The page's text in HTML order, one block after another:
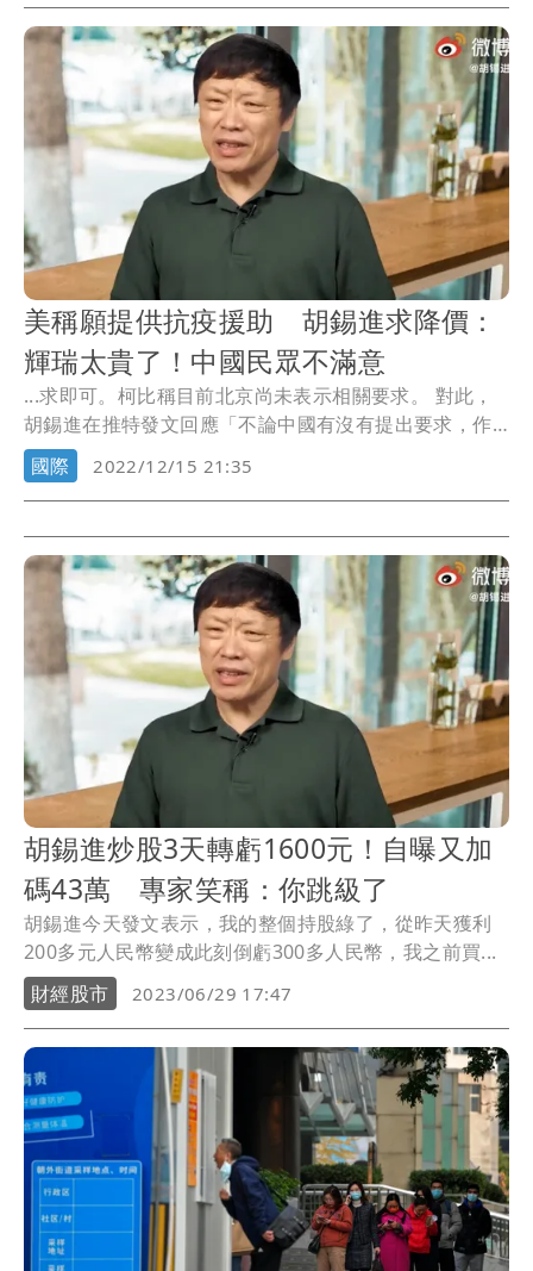
美稱願提供抗疫援助 胡錫進求降價：
輝瑞太貴了！中國民眾不滿意
...求即可。柯比稱目前北京尚未表示相關要求。 對此，
胡錫進在推特發文回應「不論中國有沒有提出要求，作
為...
國際 2022/12/15 21:35
胡錫進炒股3天轉虧1600元！自曝又加
碼43萬 專家笑稱：你跳級了
胡錫進今天發文表示，我的整個持股綠了，從昨天獲利
200多元人民幣變成此刻倒虧300多人民幣，我之前買...
財經股市
2023/06/29 17:47